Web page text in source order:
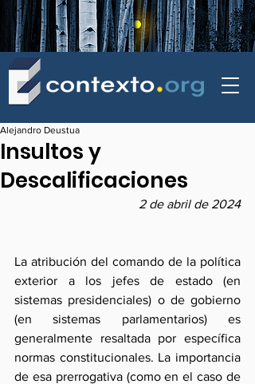
Insultos y
Descalificaciones
Alejandro Deustua
2 de abril de 2024
La atribución del comando de la política
exterior a los jefes de estado (en
sistemas presidenciales) o de gobierno
(en sistemas parlamentarios) es
generalmente resaltada por específica
normas constitucionales. La importancia
de esa prerrogativa (como en el caso de